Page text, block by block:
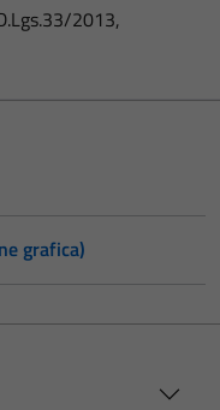
2013,
grafica)